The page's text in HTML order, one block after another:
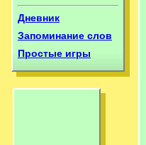
Дневник
Запоминание слов
Простые игры